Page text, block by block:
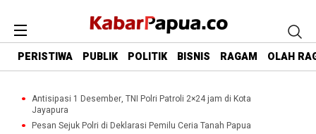
PERISTIWA PUBLIK POLITIK BISNIS RAGAM OLAH
Antisipasi 1 Desember, TNI Polri Patroli 2×24 jam di Kota
Jayapura
Pesan Sejuk Polri di Deklarasi Pemilu Ceria Tanah Papua